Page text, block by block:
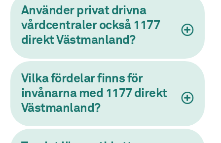
Använder privat drivna
vårdcentraler också 1177
direkt Västmanland?
Vilka fördelar finns för
invånarna med 1177 direkt
Västmanland?